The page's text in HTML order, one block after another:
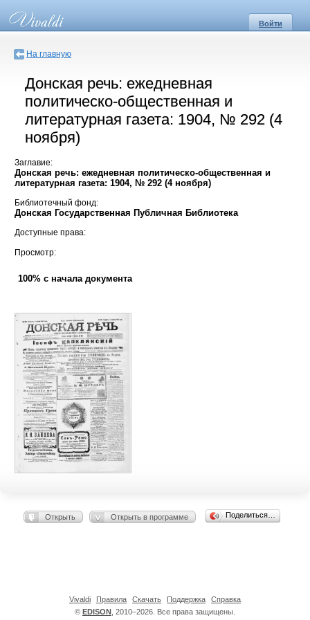
Войти
На главную
Донская речь: ежедневная
политическо-общественная и
литературная газета: 1904, № 292 (4
ноября)
Заглавие:
Донская речь: ежедневная политическо-общественная и
литературная газета: 1904, № 292 (4 ноября)
Библиотечный фонд:
Донская Государственная Публичная Библиотека
Доступные права:
Просмотр:
100% с начала документа
Открыть Открыть в программе Поделиться…
© EDISON , 2010–2026. Все права защищены.
Vivaldi Правила Скачать Поддержка Справка